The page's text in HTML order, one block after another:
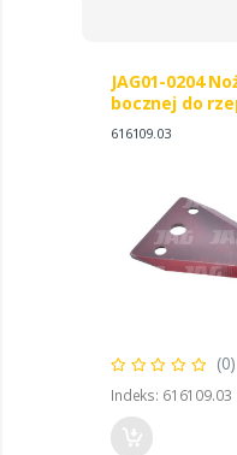
JAG01-0204
bocznej do
616109.03
(0)
Indeks: 616109.03